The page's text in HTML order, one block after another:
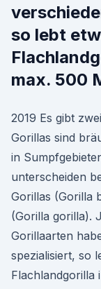
so lebt
max. 500
2019 Es gibt
Gorillas sind
in
unterscheiden
Gorillas (Gorilla
(Gorilla gorilla).
Gorillaarten
spezialisiert, so
Flachlandgorilla